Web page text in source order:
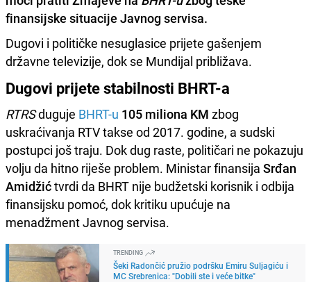
finansijske situacije Javnog servisa.
Dugovi i političke nesuglasice prijete gašenjem
državne televizije, dok se Mundijal približava.
Dugovi prijete stabilnosti BHRT-a
RTRSduguje BHRT-u 105 miliona KM zbog
uskraćivanja RTV takse od 2017. godine, a sudski
postupci još traju. Dok dug raste, političari ne pokazuju
volju da hitno riješe problem. Ministar finansija Srđan
Amidžićtvrdi da BHRT nije budžetski korisnik i odbija
finansijsku pomoć, dok kritiku upućuje na
menadžment Javnog servisa.
TRENDING
Šeki Radončić pružio podršku Emiru Suljagiću i
MC Srebrenica: "Dobili ste i veće bitke"